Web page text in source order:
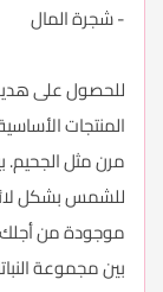
- شجرة المال
للحصول على
المنتجات
مرن مثل الجحيم.
للشمس بشكل
موجودة من أجلك
بين مجموعة